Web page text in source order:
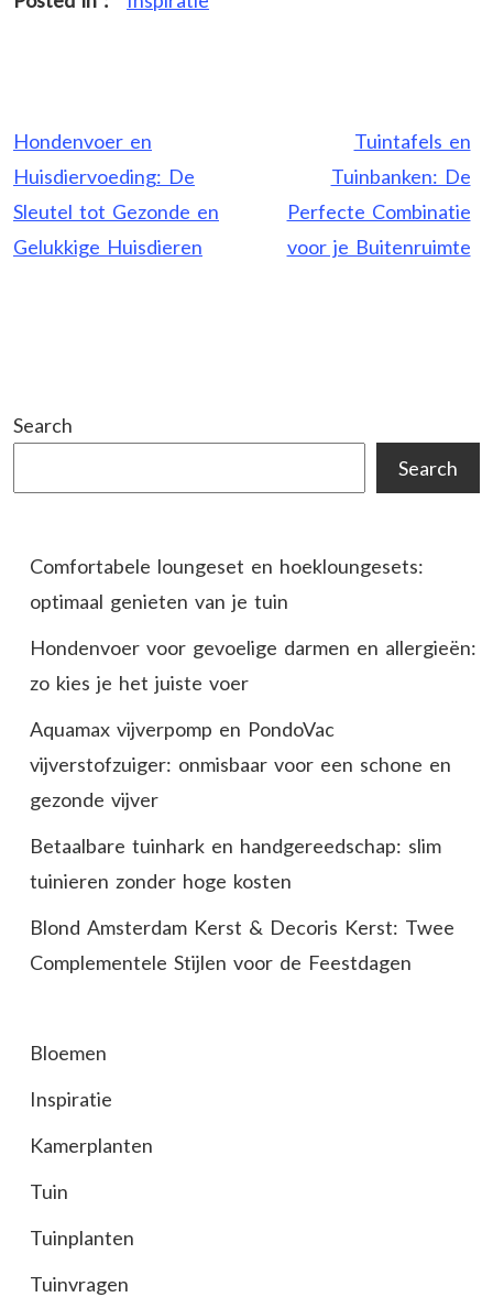
Post
navigation
Hondenvoer en
Huisdiervoeding: De
Sleutel tot Gezonde en
Gelukkige Huisdieren
Tuintafels en
Tuinbanken: De
Perfecte Combinatie
voor je Buitenruimte
Search
Search
Comfortabele loungeset en hoekloungesets:
optimaal genieten van je tuin
Hondenvoer voor gevoelige darmen en allergieën:
zo kies je het juiste voer
Aquamax vijverpomp en PondoVac
vijverstofzuiger: onmisbaar voor een schone en
gezonde vijver
Betaalbare tuinhark en handgereedschap: slim
tuinieren zonder hoge kosten
Blond Amsterdam Kerst & Decoris Kerst: Twee
Complementele Stijlen voor de Feestdagen
Bloemen
Inspiratie
Kamerplanten
Tuin
Tuinplanten
Tuinvragen